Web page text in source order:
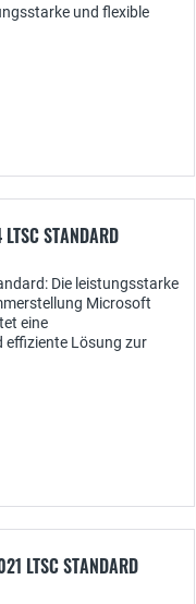
und flexible
STANDARD
Die leistungsstarke
Microsoft
eine
effiziente Lösung zur
LTSC STANDARD